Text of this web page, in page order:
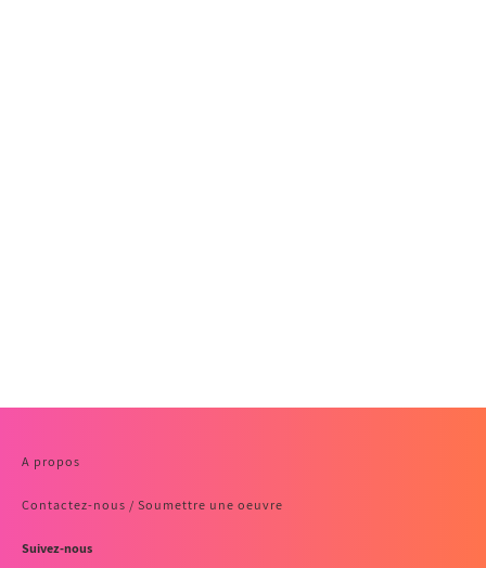
A propos
Contactez-nous / Soumettre une oeuvre
Suivez-nous